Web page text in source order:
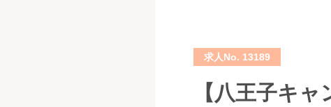
求人No. 13189
【八王子キ